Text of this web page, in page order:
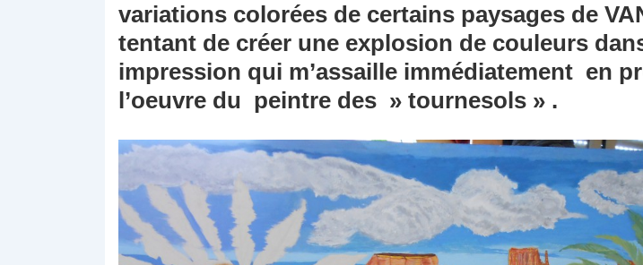
variations colorées de certains paysages de
tentant de créer une explosion de couleurs
impression qui m’assaille immédiatement en
l’oeuvre du peintre des » tournesols » .